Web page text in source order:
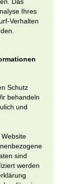
Das
Ihres
Verhalten
Schutz
behandeln
und
sind
werden